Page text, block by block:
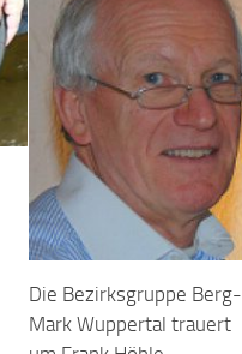
Die Bezirksgruppe Berg-
Mark Wuppertal trauert